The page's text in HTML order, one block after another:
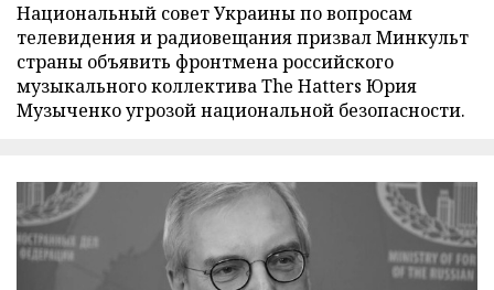
Национальный совет Украины по вопросам
телевидения и радиовещания призвал Минкульт
страны объявить фронтмена российского
музыкального коллектива The Hatters Юрия
Музыченко угрозой национальной безопасности.